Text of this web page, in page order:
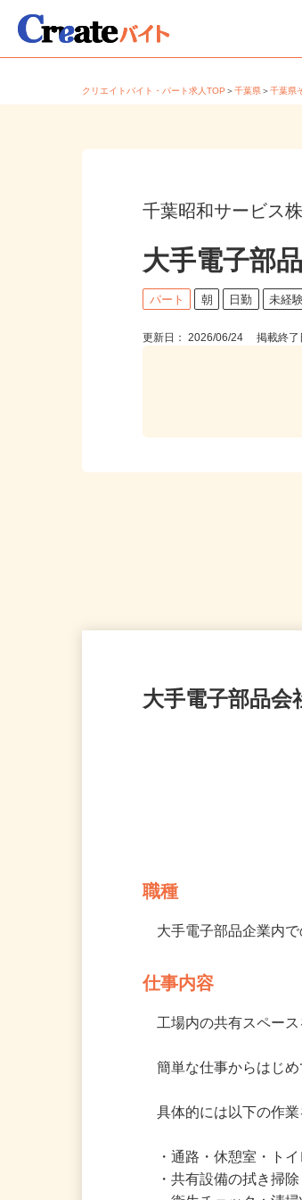
クリエイトバイト・パート求人TOP＞千葉県＞千葉
千葉昭和サービス
大手電子部
パート 朝 日勤 未経
更新日： 2026/06/24 掲載終
大手電子部品
職種
・通路・休憩室・ト